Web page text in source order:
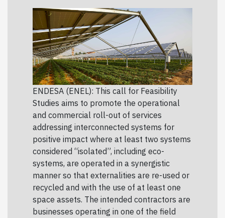
ENDESA (ENEL): This call for Feasibility
Studies aims to promote the operational
and commercial roll-out of services
addressing interconnected systems for
positive impact where at least two systems
considered “isolated”, including eco-
systems, are operated in a synergistic
manner so that externalities are re-used or
recycled and with the use of at least one
space assets. The intended contractors are
businesses operating in one of the field